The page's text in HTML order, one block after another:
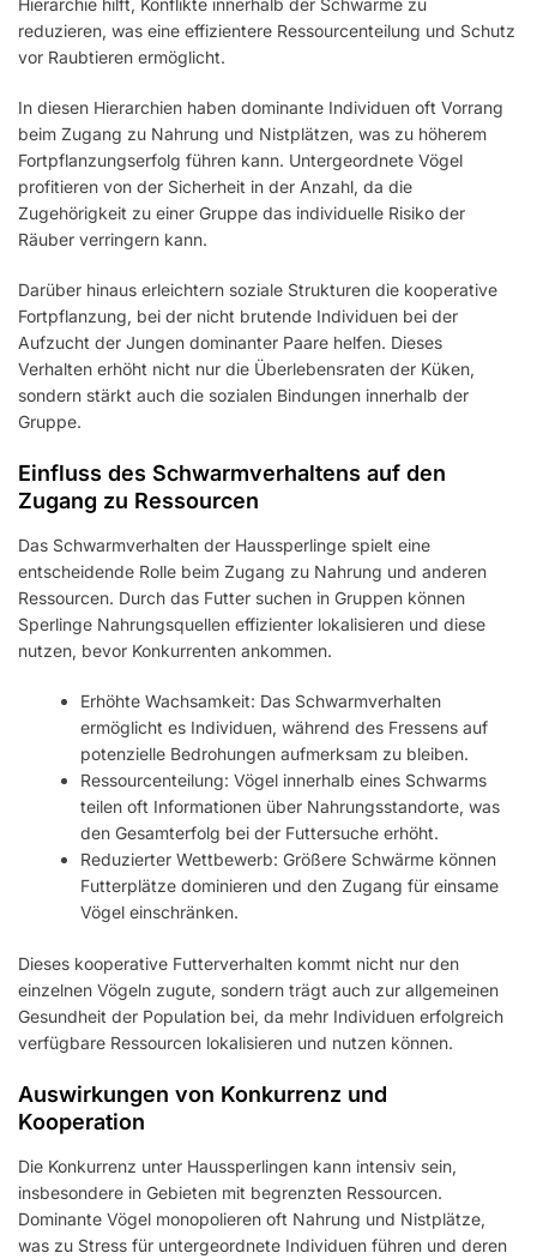
reduzieren, was eine effizientere Ressourcenteilung und Schutz
vor Raubtieren ermöglicht.
In diesen Hierarchien haben dominante Individuen oft Vorrang
beim Zugang zu Nahrung und Nistplätzen, was zu höherem
Fortpflanzungserfolg führen kann. Untergeordnete Vögel
profitieren von der Sicherheit in der Anzahl, da die
Zugehörigkeit zu einer Gruppe das individuelle Risiko der
Räuber verringern kann.
Darüber hinaus erleichtern soziale Strukturen die kooperative
Fortpflanzung, bei der nicht brutende Individuen bei der
Aufzucht der Jungen dominanter Paare helfen. Dieses
Verhalten erhöht nicht nur die Überlebensraten der Küken,
sondern stärkt auch die sozialen Bindungen innerhalb der
Gruppe.
Einfluss des Schwarmverhaltens auf den
Zugang zu Ressourcen
Das Schwarmverhalten der Haussperlinge spielt eine
entscheidende Rolle beim Zugang zu Nahrung und anderen
Ressourcen. Durch das Futter suchen in Gruppen können
Sperlinge Nahrungsquellen effizienter lokalisieren und diese
nutzen, bevor Konkurrenten ankommen.
Erhöhte Wachsamkeit: Das Schwarmverhalten
ermöglicht es Individuen, während des Fressens auf
potenzielle Bedrohungen aufmerksam zu bleiben.
Ressourcenteilung: Vögel innerhalb eines Schwarms
teilen oft Informationen über Nahrungsstandorte, was
den Gesamterfolg bei der Futtersuche erhöht.
Reduzierter Wettbewerb: Größere Schwärme können
Futterplätze dominieren und den Zugang für einsame
Vögel einschränken.
Dieses kooperative Futterverhalten kommt nicht nur den
einzelnen Vögeln zugute, sondern trägt auch zur allgemeinen
Gesundheit der Population bei, da mehr Individuen erfolgreich
verfügbare Ressourcen lokalisieren und nutzen können.
Auswirkungen von Konkurrenz und
Kooperation
Die Konkurrenz unter Haussperlingen kann intensiv sein,
insbesondere in Gebieten mit begrenzten Ressourcen.
Dominante Vögel monopolieren oft Nahrung und Nistplätze,
was zu Stress für untergeordnete Individuen führen und deren